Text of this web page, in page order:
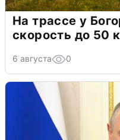
На трассе у
скорость до 50
6 августа 0